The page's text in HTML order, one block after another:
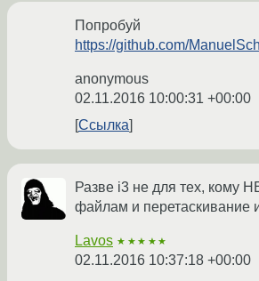
Попробуй
https://github.com/
anonymous
02.11.2016 10:00:31 +00:00
Ссылка
Разве i3 не для тех, кому
файлам и перетаскивание
Lavos ★★★★★
02.11.2016 10:37:18 +00:00